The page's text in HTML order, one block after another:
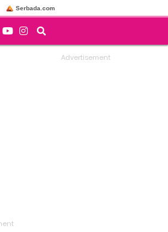
Serbada.com